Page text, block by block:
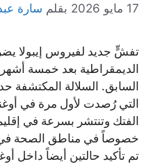
17 مايو 2026 بقلم سارة
تفشٍّ جديد لفيروس إيبولا
الديمقراطية بعد خمسة أشهر
السابق. السلالة المكتشفة
التي رُصدت لأول مرة في
الفتك وتنتشر بسرعة في
خصوصاً في مناطق الصحة في
تم تأكيد حالتين أيضاً داخل